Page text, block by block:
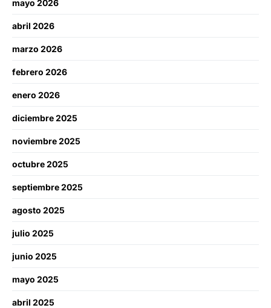
mayo 2026
abril 2026
marzo 2026
febrero 2026
enero 2026
diciembre 2025
noviembre 2025
octubre 2025
septiembre 2025
agosto 2025
julio 2025
junio 2025
mayo 2025
abril 2025